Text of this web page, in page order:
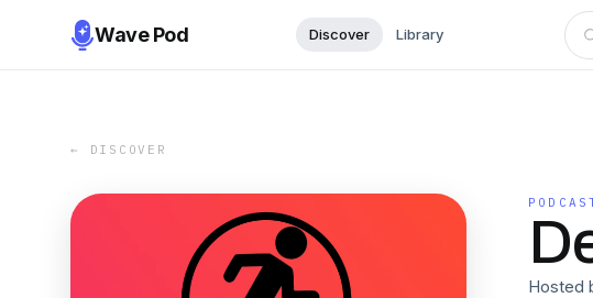
Wave Pod Discover Library
← DISCOVER
Hosted